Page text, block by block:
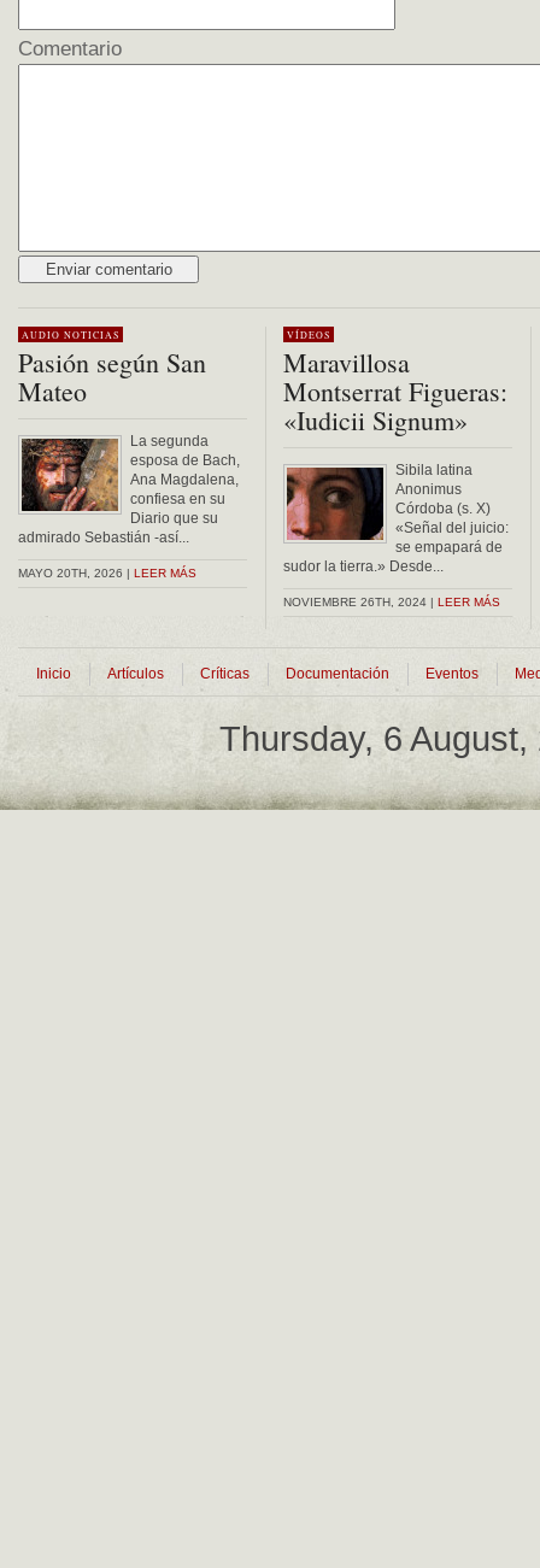
Comentario
AUDIO NOTICIAS
Pasión según San
Mateo
La segunda
esposa de Bach,
Ana Magdalena,
confiesa en su
Diario que su
admirado Sebastián -así...
MAYO 20TH, 2026 | LEER MÁS
VÍDEOS
Maravillosa
Montserrat Figueras:
«Iudicii Signum»
Sibila latina
Anonimus
Córdoba (s. X)
«Señal del juicio:
se empapará de
sudor la tierra.» Desde...
NOVIEMBRE 26TH, 2024 | LEER MÁS
Inicio Artículos Críticas Documentación Eventos
Thursday, 6